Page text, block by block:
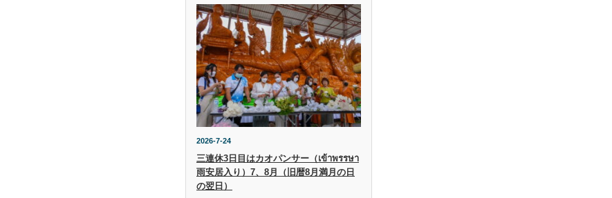
2026-7-24
三連休3日目はカオパンサー（เข้าพรรษา
雨安居入り）7、8月（旧暦8月満月の日
の翌日）